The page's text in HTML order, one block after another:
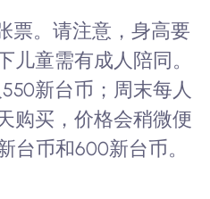
票。请注意，身高要
儿童需有成人陪同。
新台币；周末每人
购买，价格会稍微便
台币和600新台币。